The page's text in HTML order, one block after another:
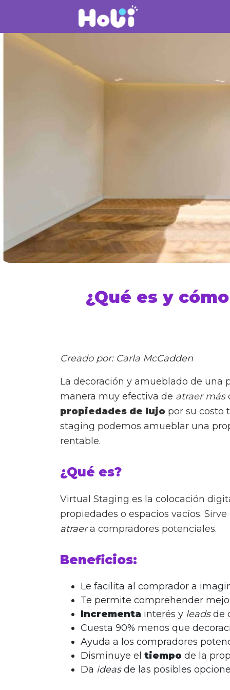
¿Qué es y
Creado por: Carla McCadden
La decoración y amueblado de
manera muy efectiva de atraer más
propiedades de lujo por su costo
staging podemos amueblar una
rentable.
¿Qué es?
Virtual Staging es la colocación
propiedades o espacios vacíos.
atraera compradores potenciales.
Beneficios:
Le facilita al comprador a
Te permite comprehender
Incrementa interés y leadsde
Cuesta 90% menos que
Ayuda a los compradores
Disminuye el tiempo de la
Da ideasde las posibles